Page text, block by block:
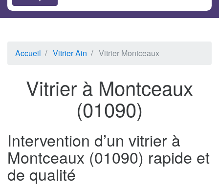
Accueil Vitrier Ain Vitrier Montceaux
Vitrier à Montceaux
(01090)
Intervention d’un vitrier à
Montceaux (01090) rapide et
de qualité